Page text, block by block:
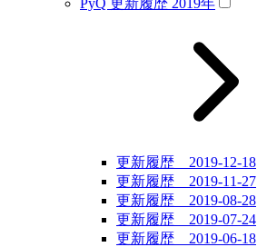
PyQ 更新履歴 2019年
更新履歴 2019-12-18
更新履歴 2019-11-27
更新履歴 2019-08-28
更新履歴 2019-07-24
更新履歴 2019-06-18